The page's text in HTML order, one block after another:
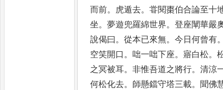
而前。 虎遁去。甞閱棗伯合論至十
坐。夢遊兜羅綿世界。登座闡華嚴
說偈曰。從本已來無。今日何曾有
空笑開口 。咄一咄下座。寤白松。
之冥被耳。非惟吾道之將行。清涼
何松化去。 師懸鐺守塔三載。
聞佛